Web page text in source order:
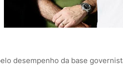
desempenho da base